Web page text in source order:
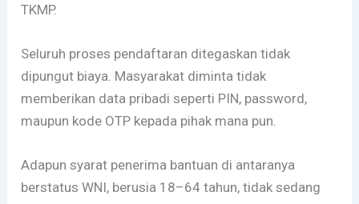
TKMP.
Seluruh proses pendaftaran ditegaskan tidak
dipungut biaya. Masyarakat diminta tidak
memberikan data pribadi seperti PIN, password,
maupun kode OTP kepada pihak mana pun.
Adapun syarat penerima bantuan di antaranya
berstatus WNI, berusia 18–64 tahun, tidak sedang